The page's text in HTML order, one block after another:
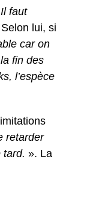
faut
lui, si
car on
fin des
l’espèce
retarder
tard. ». La